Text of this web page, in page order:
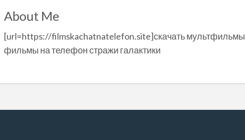
About Me
[url=https://filmskachatnatelefon.site]скачать мультфильмы
фильмы на телефон стражи галактики